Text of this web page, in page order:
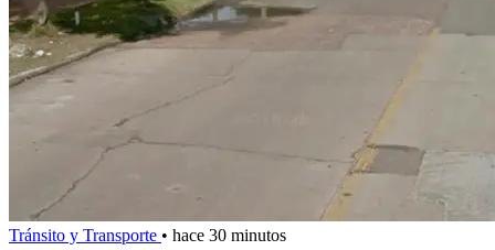
Tránsito y Transporte • hace 30 minutos